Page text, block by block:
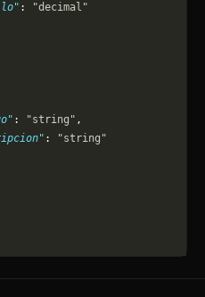
:
"decimal"
: "string" ,
:
"string"